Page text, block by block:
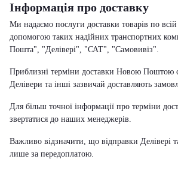
Інформація про доставку
Ми надаємо послуги доставки товарів по всій
допомогою таких надійних транспортних
Пошта", "Делівері", "САТ", "Самовивіз".
Приблизні терміни доставки Новою Поштою
Делівери та інші зазвичай доставляють
Для більш точної інформації про терміни
звертатися до наших менеджерів.
Важливо відзначити, що відправки Делівері
лише за передоплатою.